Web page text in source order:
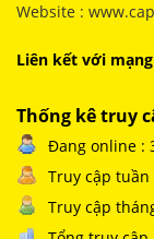
Website :
Liên kết với
Thống kê truy
Đang online :
Truy cập tuần
Truy cập